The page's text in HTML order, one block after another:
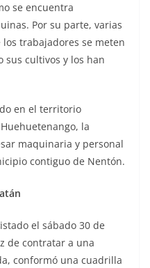
se encuentra
Por su parte, varias
trabajadores se meten
sus cultivos y los han
en el territorio
la
maquinaria y personal
contiguo de Nentón.
el sábado 30 de
de contratar a una
conformó una cuadrilla